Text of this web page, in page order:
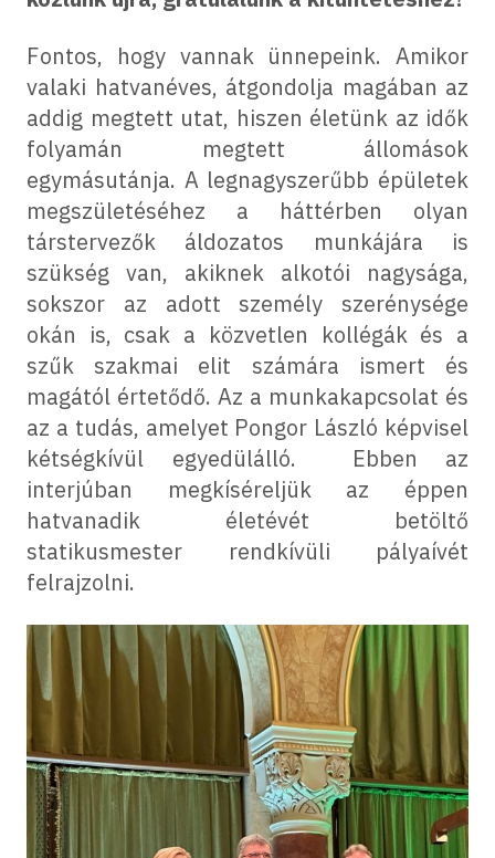
Fontos, hogy vannak ünnepeink. Amikor
valaki hatvanéves, átgondolja magában az
addig megtett utat, hiszen életünk az idők
folyamán megtett állomások
egymásutánja. A legnagyszerűbb épületek
megszületéséhez a háttérben olyan
társtervezők áldozatos munkájára is
szükség van, akiknek alkotói nagysága,
sokszor az adott személy szerénysége
okán is, csak a közvetlen kollégák és a
szűk szakmai elit számára ismert és
magától értetődő. Az a munkakapcsolat és
az a tudás, amelyet Pongor László képvisel
kétségkívül egyedülálló. Ebben az
interjúban megkíséreljük az éppen
hatvanadik életévét betöltő
statikusmester rendkívüli pályaívét
felrajzolni.